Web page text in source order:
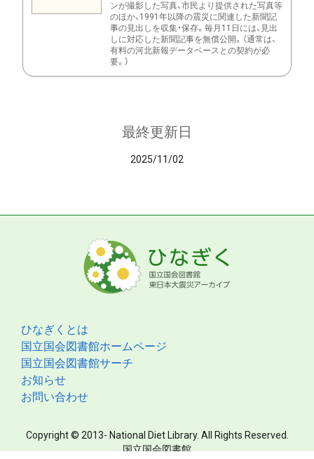
ンが撮影した写真、市民より提供された写真等
のほか、1991年以降の震災に関連した新聞記
事の見出しを収集・保存。毎月11日には、見出
しに対応した新聞記事を無償公開。（通常は、
有料の河北新報データベースとの契約が必
要。）
最終更新日
2025/11/02
ひなぎくとは
国立国会図書館ホームページ
国立国会図書館サーチ
お知らせ
お問い合わせ
Copyright © 2013- National Diet Library. All Rights Reserved.